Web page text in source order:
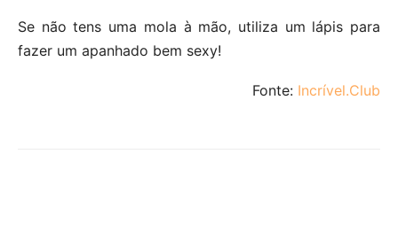
Se não tens uma mola à mão, utiliza um lápis para
fazer um apanhado bem sexy!
Fonte: Incrível.Club